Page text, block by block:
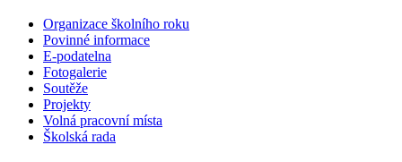
Organizace školního roku
Povinné informace
E-podatelna
Fotogalerie
Soutěže
Projekty
Volná pracovní místa
Školská rada